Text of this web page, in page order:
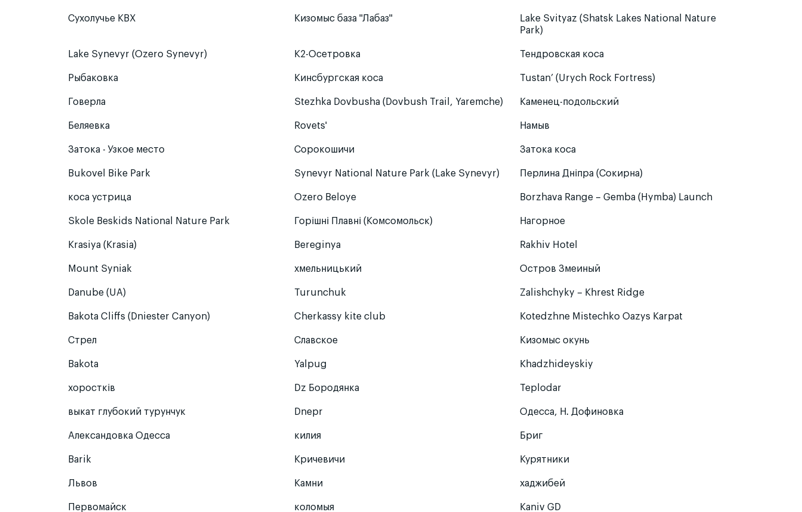
Сухолучье КВХ Кизомыс база "Лабаз"
Lake Svityaz (Shatsk Lakes National Nature
Park)
Lake Synevyr (Ozero Synevyr) К2-Осетровка Тендровская коса
Рыбаковка Кинсбургская коса Tustan’ (Urych Rock Fortress)
Говерла Stezhka Dovbusha (Dovbush Trail, Yaremche) Каменец-подольский
Беляевка Rovets' Намыв
Затока - Узкое место Сорокошичи Затока коса
Bukovel Bike Park Synevyr National Nature Park (Lake Synevyr) Перлина Дніпра (Сокирна)
коса устрица Ozero Beloye Borzhava Range – Gemba (Hymba) Launch
Skole Beskids National Nature Park Горішні Плавні (Комсомольск) Нагорное
Krasiya (Krasia) Bereginya Rakhiv Hotel
Mount Syniak хмeльницький Остров Змеиный
Danube (UA) Turunchuk Zalishchyky – Khrest Ridge
Bakota Cliffs (Dniester Canyon) Cherkassy kite club Kotedzhne Mistechko Oazys Karpat
Стрел Славское Кизомыс окунь
Bakota Yalpug Khadzhideyskiy
хоростків Dz Бородянка Teplodar
выкат глубокий турунчук Dnepr Одесса, Н. Дофиновка
Александовка Одесса килия Бриг
Barik Кричевичи Курятники
Львов Камни хаджибей
Первомайск коломыя Kaniv GD